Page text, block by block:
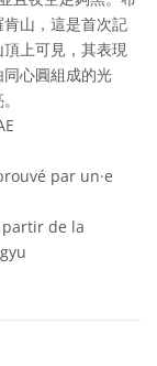
山，這是首次記
上可見，其表現
心圓組成的光
par un·e
de la